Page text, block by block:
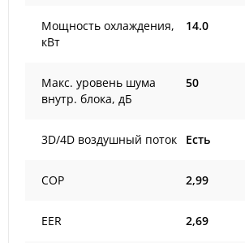
Мощность охлаждения,
кВт
14.0
Макс. уровень шума
внутр. блока, дБ
50
3D/4D воздушный поток Есть
COP 2,99
EER 2,69